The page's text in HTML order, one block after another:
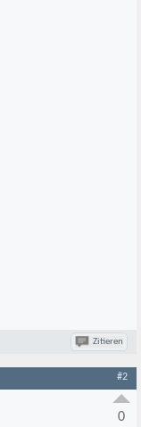
Zitieren
#2
0